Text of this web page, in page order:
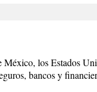
los Estados
bancos y